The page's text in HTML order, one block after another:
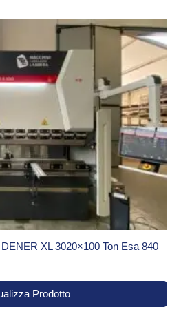
XL 3020×100 Ton Esa 840
Prodotto